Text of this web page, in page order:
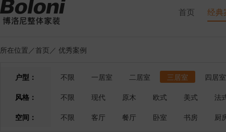
首页 经典
所在位置／首页 ／ 优秀案例
户型： 不限 一居室 二居室 三居室
四居室
风格：
不限 现代 原木 欧式 美式
法
空间：
不限 客厅 餐厅 卧室 书房 厨